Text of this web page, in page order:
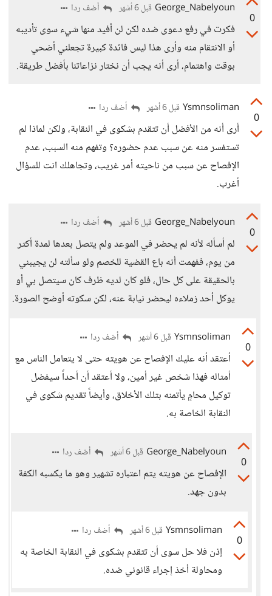
0
George_Nabelyoun قبل 6 أشهر أضف ردا
فكرت في رفع دعوى ضده لكن لن أفيد منها شيء سوى تأديبه
أو الانتقام منه وأرى هذا ليس فائدة كبيرة تجعلني أضحي
بوقت واهتمام، أرى أنه يجب أن نختار نزاعاتنا بأفضل طريقة.
0
Ysmnsoliman قبل 6 أشهر أضف ردا
أرى أنه من الأفضل أن تتقدم بشكوى في النقابة، ولكن لماذا لم
تستفسر منه عن سبب عدم حضوره؟ وتفهم منه السبب، عدم
الإفصاح عن سبب من ناحيته أمر غريب، وتجاهلك انت للسؤال
أغرب.
0
George_Nabelyoun قبل 6 أشهر أضف ردا
لم أسأله لأنه لم يحضر في الموعد ولم يتصل بعدها لمدة أكثر
من يوم، ففهمت أنه باع القضية للخصم ولو سألته لن يجيبني
بالحقيقة على كل حال، فلو كان لديه ظرف كان سيتصل بي أو
يوكل أحد زملاءه ليحضر نيابة عنه، لكن سكوته أوضح الصورة.
0
Ysmnsoliman قبل 6 أشهر أضف ردا
أعتقد أنه عليك الإفصاح عن هويته حتى لا يتعامل الناس مع
أمثاله فهذا شخص غير أمين، ولا أعتقد أن أحداً سيفضل
توكيل محامٍ يأتمنه بتلك الأخلاق، وأيضاً تقديم شكوى في
النقابة الخاصة به.
0
George_Nabelyoun قبل 6 أشهر أضف ردا
الإفصاح عن هويته يتم اعتباره تشهير وهو ما يكسبه الكفة
بدون جهد.
0
Ysmnsoliman قبل 6 أشهر أضف ردا
إذن فلا حل سوى أن تتقدم بشكوى في النقابة الخاصة به
ومحاولة أخذ إجراء قانوني ضده.